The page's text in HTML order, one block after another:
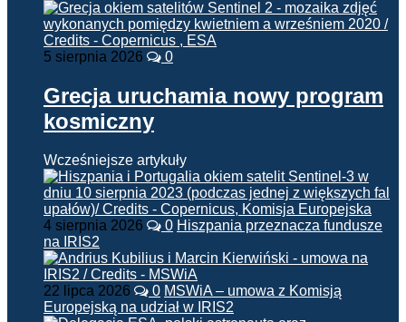
5 sierpnia 2026 0
Grecja uruchamia nowy program
kosmiczny
Wcześniejsze artykuły
4 sierpnia 2026 0 Hiszpania przeznacza fundusze
na IRIS2
22 lipca 2026 0 MSWiA – umowa z Komisją
Europejską na udział w IRIS2